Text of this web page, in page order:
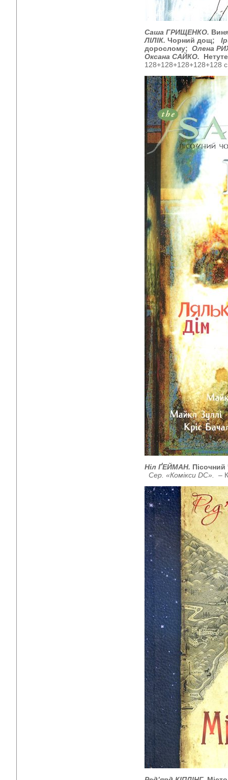
Саша ГРИЩЕНКО.
ЛІЛІК. Чорний дощ;
дорослому; Олена
Оксана САЙКО.
128+128+128+128+128
Ніл ҐЕЙМАН.
Сер. «Комікси DC».
–